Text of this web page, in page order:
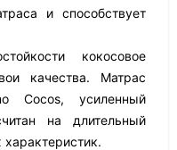
и способствует
кокосовое
качества. Матрас
Cocos, усиленный
на длительный